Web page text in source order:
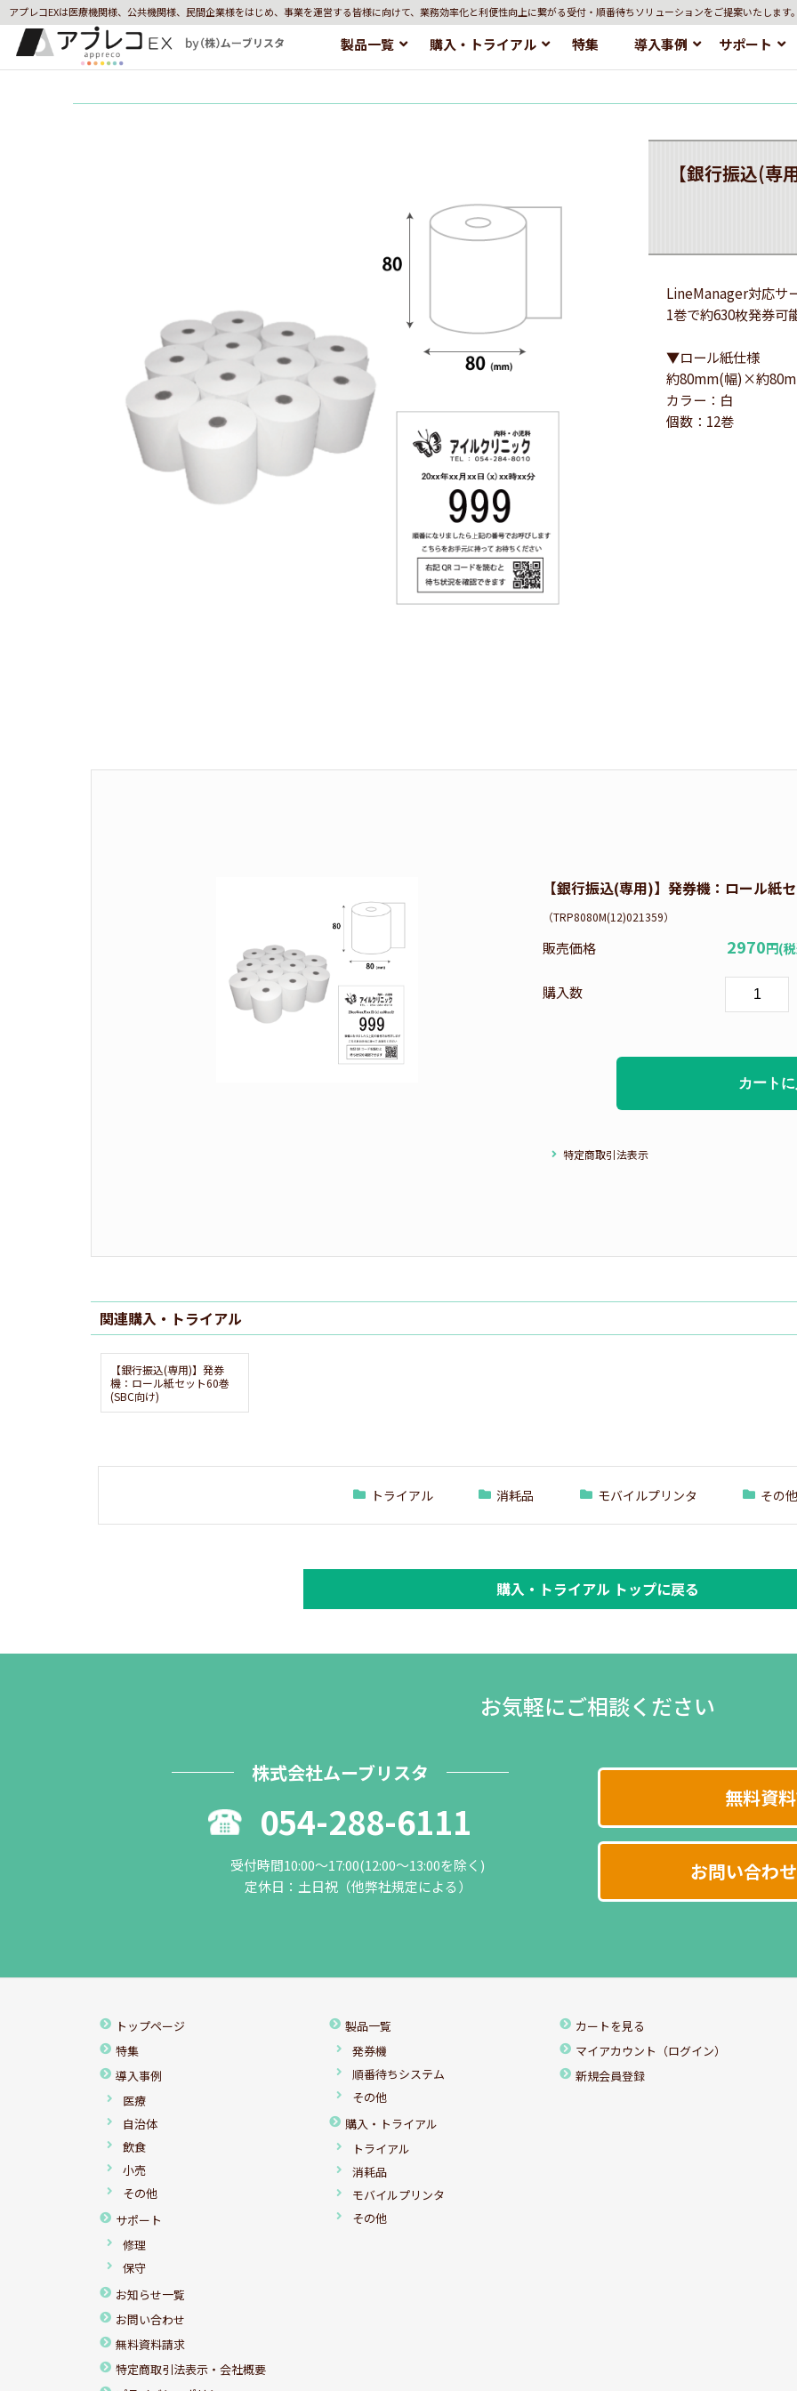
アプレコEXは医療機関様、公共機関様、民間企業様をはじめ、事業を運営する皆様に向けて、業務効率化と利便性向上に繋がる受付・順番待ちソリューションをご提案いたします
製品一覧 購入・トライアル 特集 導入事例 サポート
【銀行振込(
LineManager対応サ
1巻で約630枚発券可
▼ロール紙仕様
約80mm(幅)×約
カラー：白
個数：12巻
【銀行振込(専用)】発券機：ロール紙
（TRP8080M(12)021359）
販売価格 2970円(
購入数
特定商取引法表示
関連購入・トライアル
【銀行振込(専用)】発券
機：ロール紙セット60巻
(SBC向け)
トライアル 消耗品 モバイルプリンタ その
購入・トライアル トップに戻る
お気軽にご相談ください
株式会社ムーブリスタ
054-288-6111
受付時間10:00～17:00(12:00～13:00を除く)
定休日：土日祝（他弊社規定による）
無料資
お問い合わ
トップページ
特集
導入事例
医療
自治体
飲食
小売
その他
サポート
修理
保守
お知らせ一覧
お問い合わせ
無料資料請求
特定商取引法表示・会社概要
製品一覧
発券機
順番待ちシステム
その他
購入・トライアル
トライアル
消耗品
モバイルプリンタ
その他
カートを見る
マイアカウント（ログイン）
新規会員登録